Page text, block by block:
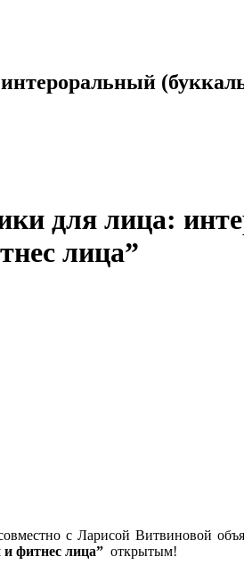
для лица:
лица”
с Ларисой Витвиновой
фитнес лица” открытым!